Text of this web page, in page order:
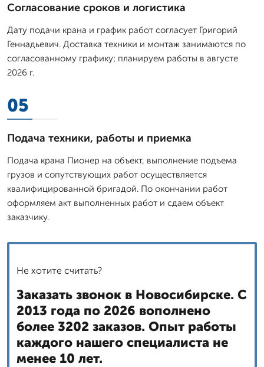
Согласование сроков и логистика
Дату подачи крана и график работ согласует Григорий
Геннадьевич. Доставка техники и монтаж занимаются по
согласованному графику; планируем работы в августе
2026 г.
05
Подача техники, работы и приемка
Подача крана Пионер на объект, выполнение подъема
грузов и сопутствующих работ осуществляется
квалифицированной бригадой. По окончании работ
оформляем акт выполненных работ и сдаем объект
заказчику.
Не хотите считать?
Заказать звонок в Новосибирске. С
2013 года по 2026 вополнено
более 3202 заказов. Опыт работы
каждого нашего специалиста не
менее 10 лет.